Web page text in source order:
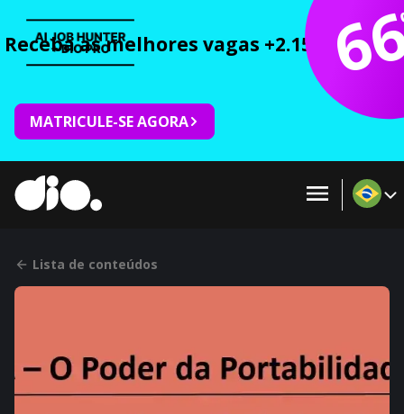
Receba as melhores vagas +2.150 cursos
MATRICULE-SE AGORA
Lista de conteúdos